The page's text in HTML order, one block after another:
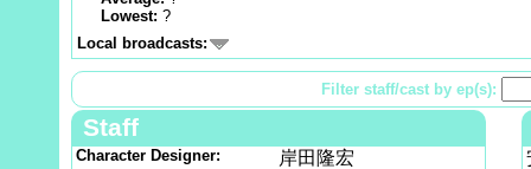
Lowest: ?
Local broadcasts:
Filter staff/cast by ep(s):
Staff
Character Designer: 岸田隆宏